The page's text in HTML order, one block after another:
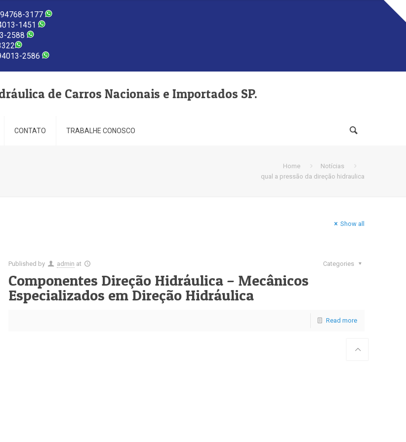
3177
1451
2588
2586
de Carros Nacionais e Importados SP.
CONTATO TRABALHE CONOSCO
Home
Notícias
qual a pressão da direção hidraulica
Show all
Published by admin at Categories
Componentes Direção Hidráulica – Mecânicos
Especializados em Direção Hidráulica
Read more